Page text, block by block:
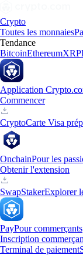
Crypto
Toutes les monnaies
Tendance
BitcoinEthereumXRP
Application
Commencer
CryptoCarte Visa
OnchainPour les
Obtenir l'extension
SwapStakerExplorer
PayPour commerçants
Inscription
Terminal de paiement